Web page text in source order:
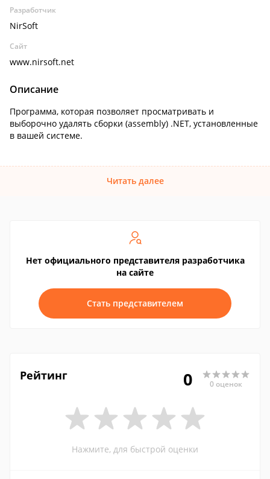
Разработчик
NirSoft
Сайт
www.nirsoft.net
Описание
Программа, которая позволяет просматривать и
выборочно удалять сборки (assembly) .NET, установленные
в вашей системе.
Читать далее
Нет официального представителя разработчика
на сайте
Стать представителем
Рейтинг 0 0 оценок
Нажмите, для быстрой оценки